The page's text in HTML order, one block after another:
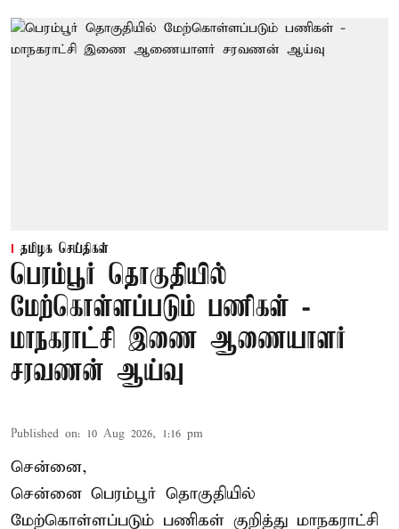
தமிழக செய்திகள்
பெரம்பூர் தொகுதியில்
மேற்கொள்ளப்படும் பணிகள் -
மாநகராட்சி இணை ஆணையாளர்
சரவணன் ஆய்வு
Published on: 10 Aug 2026, 1:16 pm
சென்னை,
சென்னை பெரம்பூர் தொகுதியில்
மேற்கொள்ளப்படும் பணிகள் குறித்து மாநகராட்சி